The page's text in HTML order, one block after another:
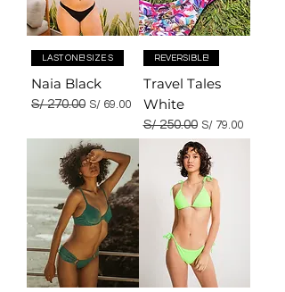
LAST ONE! SIZE S
Naia Black
Precio
S/ 270.00 Precio de oferta
S/ 69.00
REVERSIBLE!
Travel Tales
White
Precio
S/ 250.00 Precio de oferta
S/ 79.00